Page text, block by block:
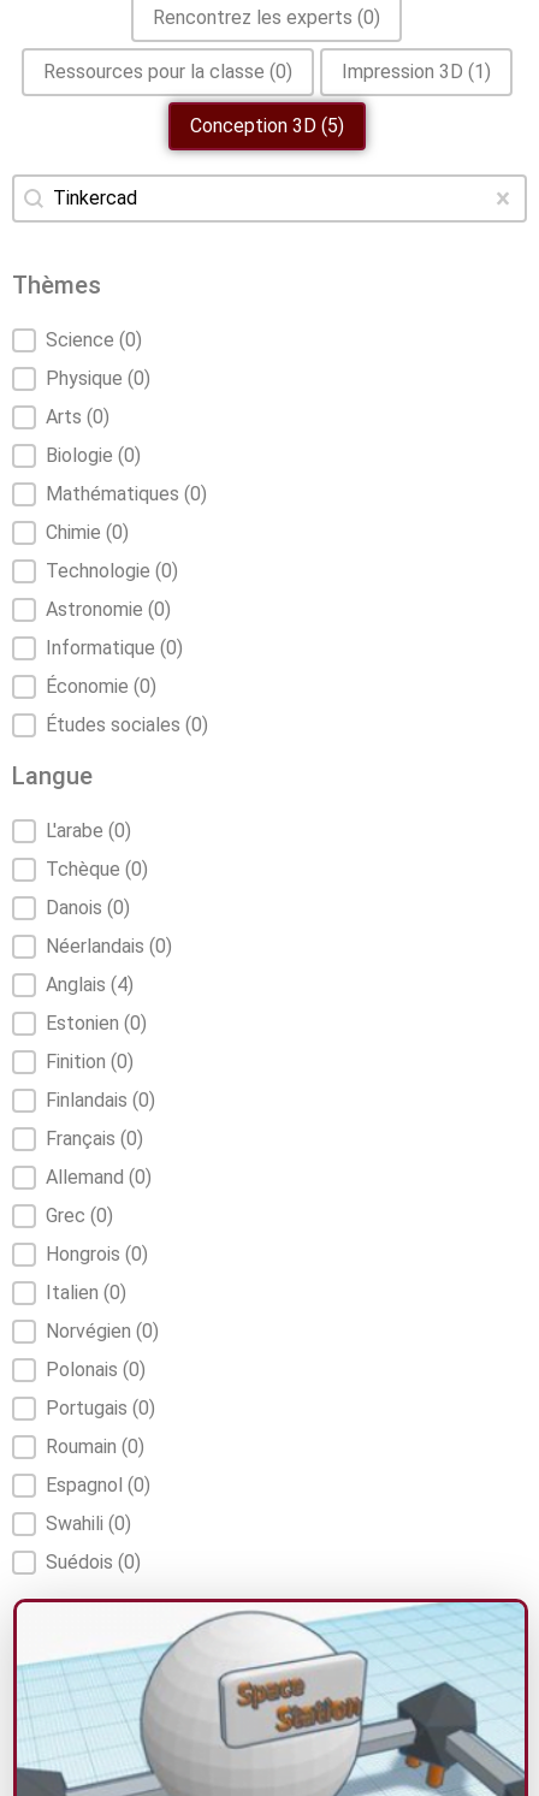
Rencontrez les experts (0)
Ressources pour la classe (0) Impression 3D (1)
Conception 3D (5)
Recherche
Rechercher
Thèmes
Thèmes
Science (0)
Physique (0)
Arts (0)
Biologie (0)
Mathématiques (0)
Chimie (0)
Technologie (0)
Astronomie (0)
Informatique (0)
Économie (0)
Études sociales (0)
Langue
Langue
L'arabe (0)
Tchèque (0)
Danois (0)
Néerlandais (0)
Anglais (4)
Estonien (0)
Finition (0)
Finlandais (0)
Français (0)
Allemand (0)
Grec (0)
Hongrois (0)
Italien (0)
Norvégien (0)
Polonais (0)
Portugais (0)
Roumain (0)
Espagnol (0)
Swahili (0)
Suédois (0)